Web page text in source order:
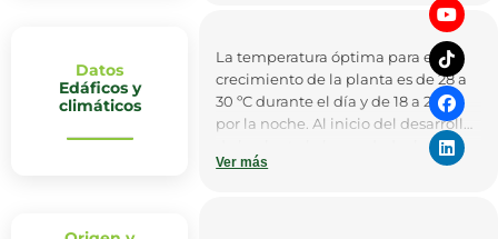
Datos
Edáficos y
climáticos
La temperatura óptima para el
crecimiento de la planta es de 28 a
30 ºC durante el día y de 18 a 22 ºC
por la noche. Al inicio del desarrollo
de la planta la humedad relativa
debe ser del 65-75%, en floración del
Ver más